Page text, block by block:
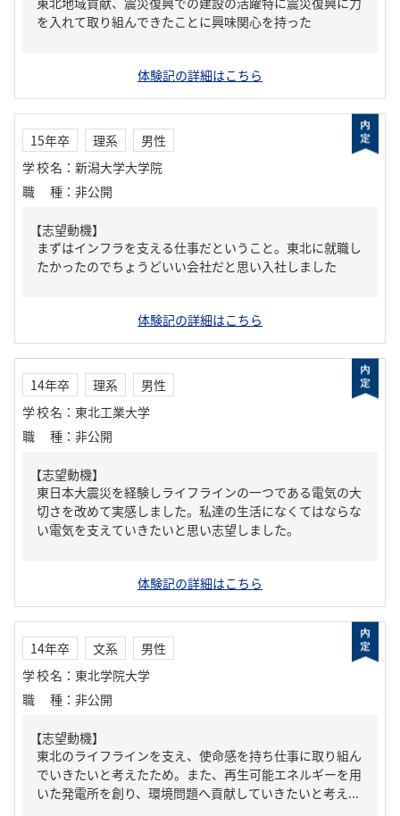
を入れて取り組んできたことに興味関心を持った
体験記の詳細はこちら
15年卒 理系
男性
学校名 ： 新潟大学大学院
職種 ： 非公開
【志望動機】
まずはインフラを支える仕事だということ。東北に就職し
たかったのでちょうどいい会社だと思い入社しました
体験記の詳細はこちら
14年卒 理系
男性
学校名 ： 東北工業大学
職種 ： 非公開
【志望動機】
東日本大震災を経験しライフラインの一つである電気の大
切さを改めて実感しました。私達の生活になくてはならな
い電気を支えていきたいと思い志望しました。
体験記の詳細はこちら
14年卒 文系
男性
学校名 ： 東北学院大学
職種 ： 非公開
【志望動機】
東北のライフラインを支え、使命感を持ち仕事に取り組ん
でいきたいと考えたため。また、再生可能エネルギーを用
いた発電所を創り、環境問題へ貢献していきたいと考え...